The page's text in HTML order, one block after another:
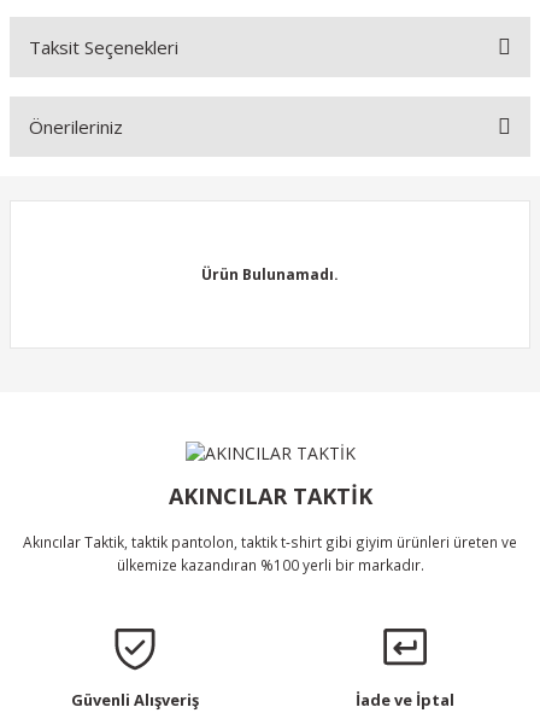
Ürün hakkında henüz soru sorulmamış.
Taksit Seçenekleri
Önerileriniz
Görüş ve önerileriniz için teşekkür ederiz.
Ürün fiyatı diğer sitelerden daha pahalı.
Bu ürüne benzer farklı alternatifler olmalı.
Ürün Bulunamadı.
Ürün Bulunamadı.
AKINCILAR TAKTİK
Akıncılar Taktik, taktik pantolon, taktik t-shirt gibi giyim ürünleri üreten ve
ülkemize kazandıran %100 yerli bir markadır.
Güvenli Alışveriş İade ve İptal